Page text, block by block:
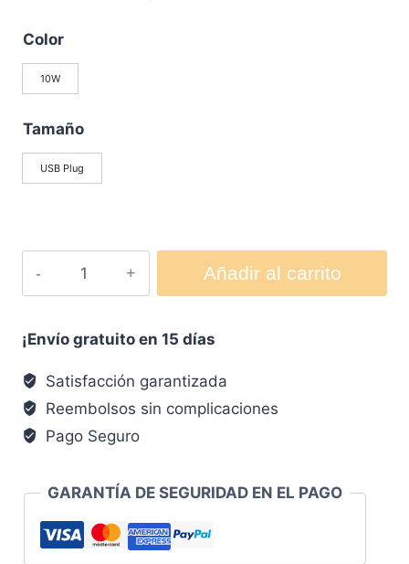
Color
10W
Tamaño
USB Plug
Añadir al carrito
¡Envío gratuito en 15 días
Satisfacción garantizada
Reembolsos sin complicaciones
Pago Seguro
GARANTÍA DE SEGURIDAD EN EL PAGO